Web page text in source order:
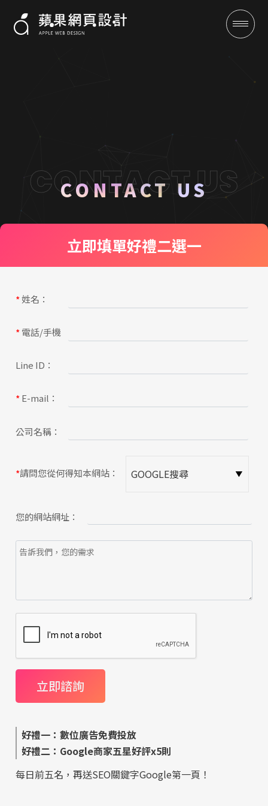
聯絡我們 CONTACT US
行銷專欄
CONTACT US
立即填單好禮二選一
*姓名：
*電話/手機
Line ID：
*E-mail：
公司名稱：
*請問您從何得知本網站：
您的網站網址：
好禮一：數位廣告免費投放
好禮二：Google商家五星好評x5則
每日前五名，再送SEO關鍵字Google第一頁！